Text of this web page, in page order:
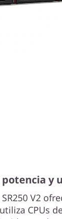
potencia y
V2
CPUs